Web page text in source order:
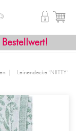
shopping_cart

Leinendecke "NIITTY"